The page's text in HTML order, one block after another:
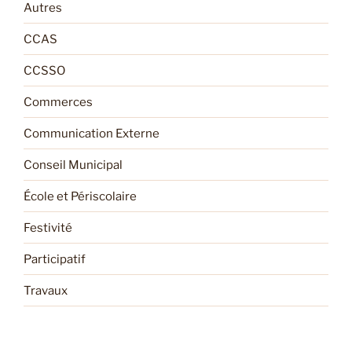
Autres
CCAS
CCSSO
Commerces
Communication Externe
Conseil Municipal
École et Périscolaire
Festivité
Participatif
Travaux